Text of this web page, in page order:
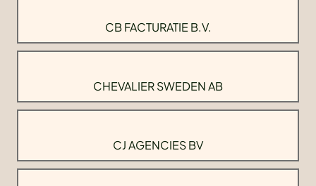
CB FACTURATIE B.V.
CHEVALIER SWEDEN AB
CJ AGENCIES BV